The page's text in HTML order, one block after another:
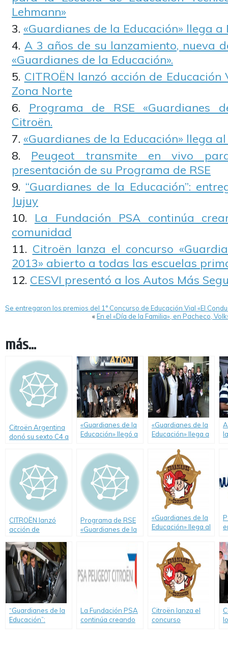
Lehmann»
«Guardianes de la Educación» llega a
A 3 años de su lanzamiento, nueva
«Guardianes de la Educación».
CITROËN lanzó acción de
Zona Norte
Programa de RSE «Guardianes
Citroën.
«Guardianes de la Educación» llega
Peugeot transmite en vivo
presentación de su Programa de RSE
“Guardianes de la Educación”:
Jujuy
La Fundación PSA continúa
comunidad
Citroën lanza el concurso
2013» abierto a todas las escuelas
CESVI presentó a los Autos Más
Se entregaron los premios del 1° Concurso de Educación Vial «El
«En el «Día de la Familia», en Pacheco,
más...
Citroën Argentina
donó su sexto C4 a
educativa en lo que
va del año
«Guardianes de la
Educación» llegó a
para la Escuela de
Educación Técnica
Nº 460 «Guillermo
Lehmann»
«Guardianes de la
Educación» llega a
CITROËN lanzó
acción de
para colegios de
Zona Norte
Programa de RSE
«Guardianes de la
«Guardianes de la
Educación» llega al
“Guardianes de la
Educación”:
La Fundación PSA
continúa creando
Citroën lanza el
concurso